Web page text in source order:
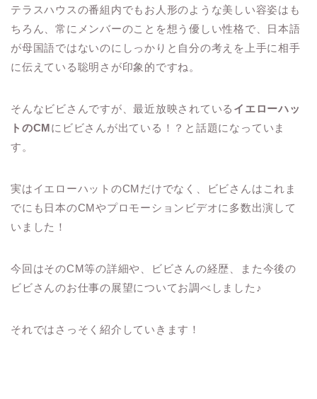
テラスハウスの番組内でもお人形のような美しい容姿はも
ちろん、常にメンバーのことを想う優しい性格で、日本語
が母国語ではないのにしっかりと自分の考えを上手に相手
に伝えている聡明さが印象的ですね。
そんなビビさんですが、最近放映されている イエローハッ
トのCMにビビさんが出ている！？と話題になっていま
す。
実はイエローハットのCMだけでなく、ビビさんはこれま
でにも日本のCMやプロモーションビデオに多数出演して
いました！
今回はそのCM等の詳細や、ビビさんの経歴、また今後の
ビビさんのお仕事の展望についてお調べしました♪
それではさっそく紹介していきます！